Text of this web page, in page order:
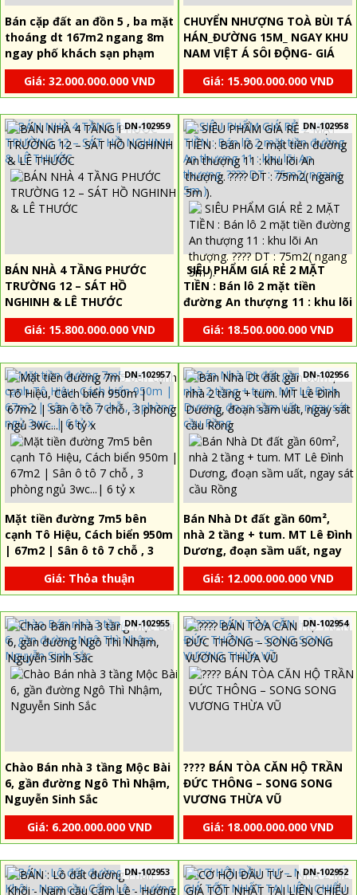
Bán cặp đất an đồn 5 , ba mặt
thoáng dt 167m2 ngang 8m
ngay phố khách sạn phạm
văn đồng
Giá: 32.000.000.000 VND
CHUYỂN NHƯỢNG TOÀ BÙI TÁ
HÁN_ĐƯỜNG 15M_ NGAY KHU
NAM VIỆT Á SÔI ĐỘNG- GIÁ
CỰC TỐT.
Giá: 15.900.000.000 VND
DN-102959
BÁN NHÀ 4 TẦNG PHƯỚC
TRƯỜNG 12 – SÁT HỒ
NGHINH & LÊ THƯỚC
Giá: 15.800.000.000 VND
DN-102958
SIÊU PHẨM GIÁ RẺ 2 MẶT
TIỀN : Bán lô 2 mặt tiền
đường An thượng 11 : khu lõi
An thượng. ???? DT : 75m2(
ngang 5m ).Giá: 18.500.000.000 VND
DN-102957
Mặt tiền đường 7m5 bên
cạnh Tô Hiệu, Cách biển 950m
| 67m2 | Sân ô tô 7 chỗ , 3
phòng ngủ 3wc...| 6 tỷ x
Giá: Thỏa thuận
DN-102956
Bán Nhà Dt đất gần 60m²,
nhà 2 tầng + tum. MT Lê Đình
Dương, đoạn sầm uất, ngay
sát cầu Rồng
Giá: 12.000.000.000 VND
DN-102955
Chào Bán nhà 3 tầng Mộc Bài
6, gần đường Ngô Thì Nhậm,
Nguyễn Sinh Sắc
Giá: 6.200.000.000 VND
DN-102954
???? BÁN TÒA CĂN HỘ TRẦN
ĐỨC THÔNG – SONG SONG
VƯƠNG THỪA VŨ
Giá: 18.000.000.000 VND
DN-102953 DN-102952